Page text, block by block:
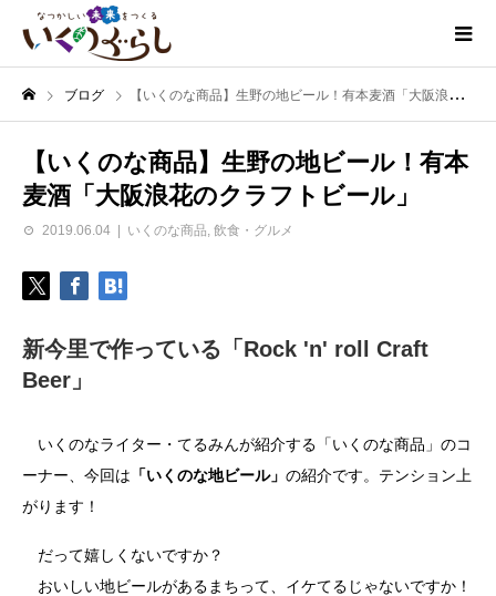
ブログ 【いくのな商品】生野の地ビール！有本麦酒「大阪浪花のクラフトビール」
【いくのな商品】生野の地ビール！有本
麦酒「大阪浪花のクラフトビール」
2019.06.04 いくのな商品 飲食・グルメ
新今里で作っている「Rock 'n' roll Craft
Beer」
いくのなライター・てるみんが紹介する「いくのな商品」のコ
ーナー、今回は 「いくのな地ビール」 の紹介です。テンション上
がります！
だって嬉しくないですか？
おいしい地ビールがあるまちって、イケてるじゃないですか！